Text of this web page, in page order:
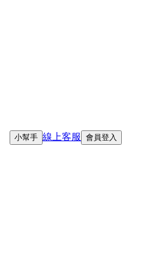
小幫手 線上客服 會員登入